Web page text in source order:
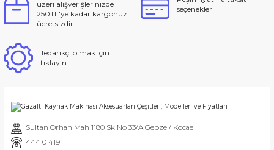
üzeri alışverişlerinizde
250TL'ye kadar kargonuz
ücretsizdir.
seçenekleri
Tedarikçi olmak için
tıklayın
Sultan Orhan Mah 1180 Sk No 33/A Gebze / Kocaeli
444 0 419